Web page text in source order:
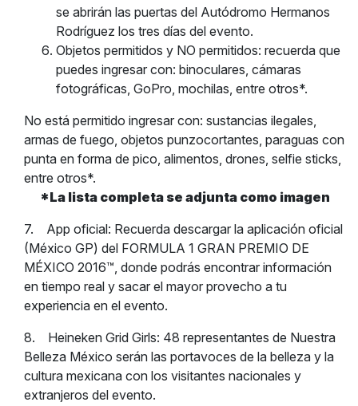
se abrirán las puertas del Autódromo Hermanos
Rodríguez los tres días del evento.
Objetos permitidos y NO permitidos: recuerda que
puedes ingresar con: binoculares, cámaras
fotográficas, GoPro, mochilas, entre otros*.
No está permitido ingresar con: sustancias ilegales,
armas de fuego, objetos punzocortantes, paraguas con
punta en forma de pico, alimentos, drones, selfie sticks,
entre otros*.
*La lista completa se adjunta como imagen
7. App oficial: Recuerda descargar la aplicación oficial
(México GP) del FORMULA 1 GRAN PREMIO DE
MÉXICO 2016™, donde podrás encontrar información
en tiempo real y sacar el mayor provecho a tu
experiencia en el evento.
8. Heineken Grid Girls: 48 representantes de Nuestra
Belleza México serán las portavoces de la belleza y la
cultura mexicana con los visitantes nacionales y
extranjeros del evento.